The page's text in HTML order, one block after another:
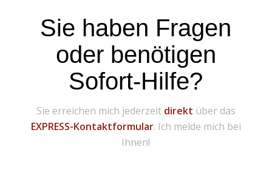
Sie haben Fragen
oder benötigen
Sofort-Hilfe?
Sie erreichen mich jederzeit direkt über das
EXPRESS-Kontaktformular. Ich melde mich bei
Ihnen!